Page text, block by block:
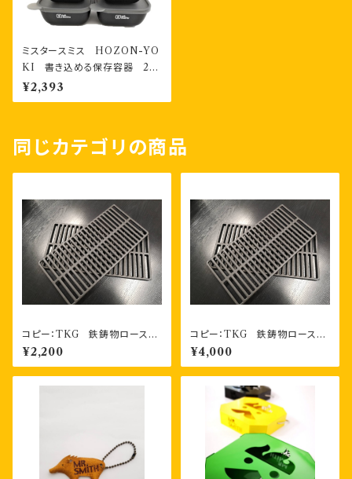
ミスタースミス HOZON-YO
KI 書き込める保存容器 28
0ml2個・400ml2個 計４個
お二人様セット
¥2,393
同じカテゴリの商品
コピー：TKG 鉄鋳物ロースタ
ー（焼アミ） １枚
¥2,200
コピー：TKG 鉄鋳物ロースタ
ー（焼アミ） お得な2枚セット
¥4,000